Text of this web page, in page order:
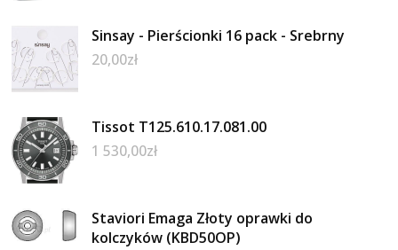
Sinsay - Pierścionki 16 pack - Srebrny
20,00zł
Tissot T125.610.17.081.00
1 530,00zł
Staviori Emaga Złoty oprawki do
kolczyków (KBD50OP)